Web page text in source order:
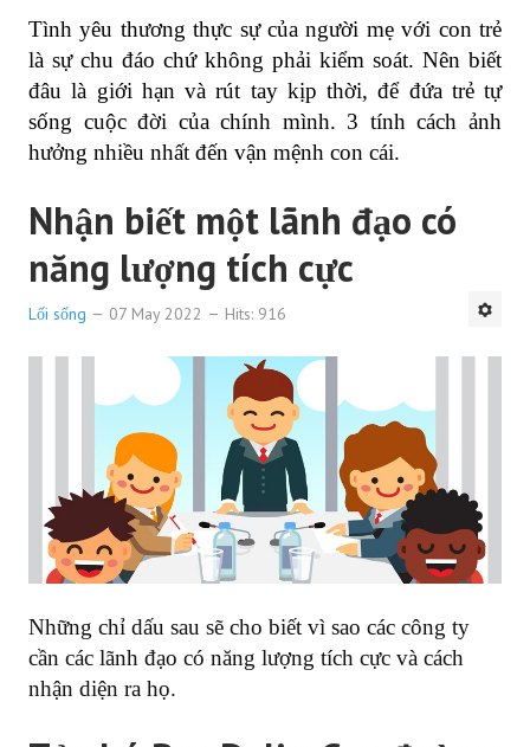
Tình yêu thương thực sự của người mẹ với con trẻ
là sự chu đáo chứ không phải kiểm soát. Nên biết
đâu là giới hạn và rút tay kịp thời, để đứa trẻ tự
sống cuộc đời của chính mình. 3 tính cách ảnh
hưởng nhiều nhất đến vận mệnh con cái.
Nhận biết một lãnh đạo có
năng lượng tích cực
Lối sống 07 May 2022 Hits: 916
Những chỉ dấu sau sẽ cho biết vì sao các công ty
cần các lãnh đạo có năng lượng tích cực và cách
nhận diện ra họ.